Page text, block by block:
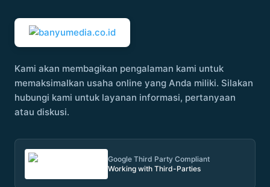
Kami akan membagikan pengalaman kami untuk
memaksimalkan usaha online yang Anda miliki. Silakan
hubungi kami untuk layanan informasi, pertanyaan
atau diskusi.
Google Third Party Compliant
Working with Third-Parties